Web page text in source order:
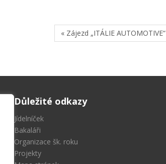
« Zájezd „ITÁLIE AUTOMOTIVE“
Důležité odkazy
Jídelníček
Bakaláři
Organizace šk. roku
Projekty